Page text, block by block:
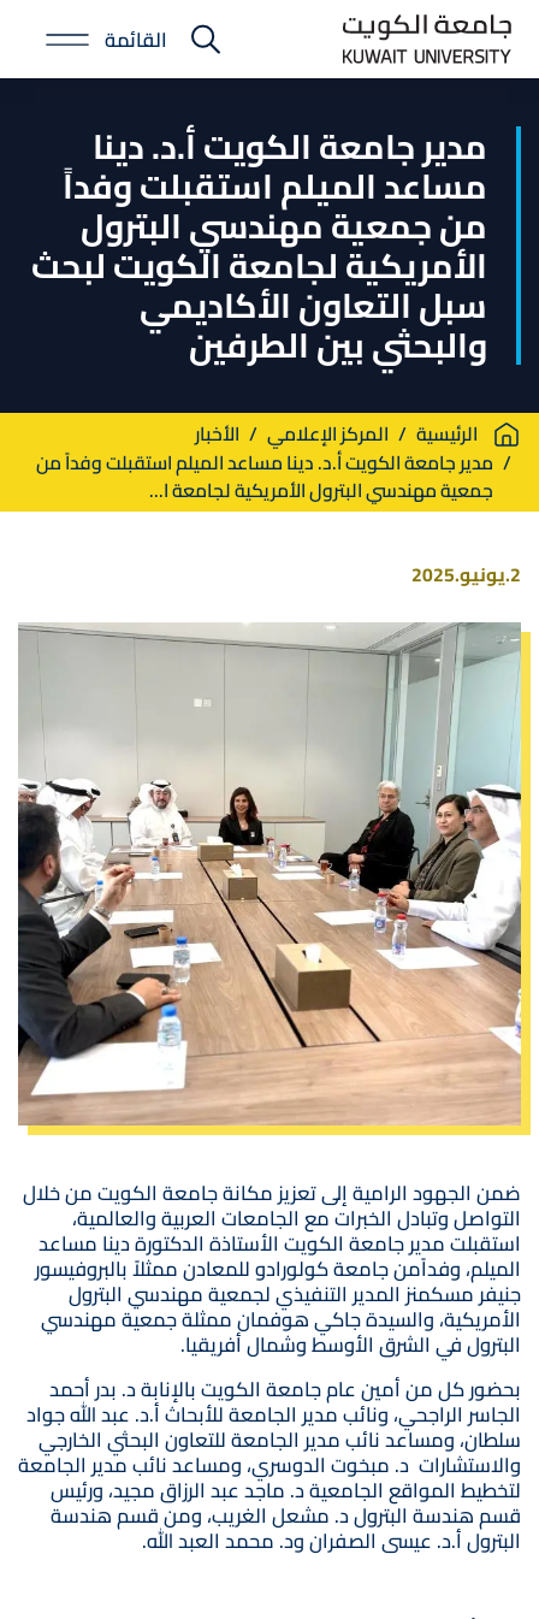
Skip
main
E-
Portal
القائمة
مدير جامعة الكويت أ.د. دينا
مساعد الميلم استقبلت وفداً
من جمعية مهندسي البترول
الأمريكية لجامعة الكويت لبحث
سبل التعاون الأكاديمي
والبحثي بين الطرفين
Breadcrumb
الرئيسية المركز الإعلامي
الأخبار
مدير جامعة الكويت أ.د. دينا مساعد الميلم استقبلت وفداً من
جمعية مهندسي البترول الأمريكية لجامعة ا...
2.يونيو.2025
صورة
ضمن الجهود الرامية إلى تعزيز مكانة جامعة الكويت من خلال
التواصل وتبادل الخبرات مع الجامعات العربية والعالمية،
استقبلت مدير جامعة الكويت الأستاذة الدكتورة دينا مساعد
الميلم، وفداًمن جامعة كولورادو للمعادن ممثلاً بالبروفيسور
جنيفر مسكمنز المدير التنفيذي لجمعية مهندسي البترول
الأمريكية، والسيدة جاكي هوفمان ممثلة جمعية مهندسي
البترول في الشرق الأوسط وشمال أفريقيا.
بحضور كل من أمين عام جامعة الكويت بالإنابة د. بدر أحمد
الجاسر الراجحي، ونائب مدير الجامعة للأبحاث أ.د. عبد الله جواد
سلطان، ومساعد نائب مدير الجامعة للتعاون البحثي الخارجي
والاستشارات د. مبخوت الدوسري، ومساعد نائب مدير الجامعة
لتخطيط المواقع الجامعية د. ماجد عبد الرزاق مجيد، ورئيس
قسم هندسة البترول د. مشعل الغريب، ومن قسم هندسة
البترول أ.د. عيسى الصفران ود. محمد العبد الله.